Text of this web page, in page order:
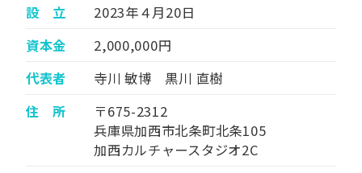
設 立
2023年４月20日
資本金
2,000,000円
代表者
寺川 敏博 黒川 直樹
住 所
〒675-2312
兵庫県加西市北条町北条105
加西カルチャースタジオ2C